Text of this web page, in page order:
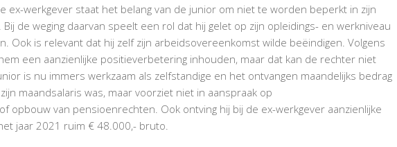
ex-werkgever staat het belang van de junior om niet te worden beperkt in zijn
de weging daarvan speelt een rol dat hij gelet op zijn opleidings- en werkniveau
Ook is relevant dat hij zelf zijn arbeidsovereenkomst wilde beëindigen. Volgens
een aanzienlijke positieverbetering inhouden, maar dat kan de rechter niet
is nu immers werkzaam als zelfstandige en het ontvangen maandelijks bedrag
maandsalaris was, maar voorziet niet in aanspraak op
opbouw van pensioenrechten. Ook ontving hij bij de ex-werkgever aanzienlijke
jaar 2021 ruim € 48.000,- bruto.